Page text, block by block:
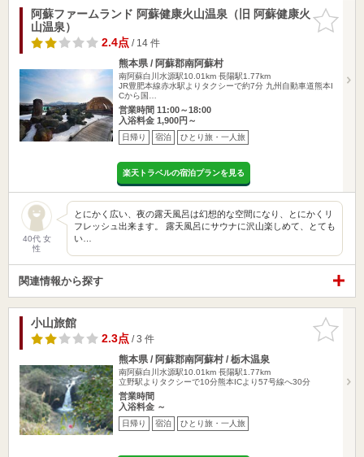
お気に入
りに追加
阿蘇ファームランド 阿蘇健康火山温泉（旧 阿蘇健康火
山温泉）
2.4点/ 14 件
熊本県 / 阿蘇郡南阿蘇村
南阿蘇白川水源駅10.01km 長陽駅1.77km
JR豊肥本線赤水駅よりタクシーで約7分 九州自動車道熊本I
Cから国…
営業時間 11:00～18:00
入浴料金 1,900円～
日帰り 宿泊 ひとり旅・一人旅
楽天トラベルの宿泊プランを見る
40代 女
性
とにかく広い、夜の露天風呂は幻想的な空間になり、とにかくリ
フレッシュ出来ます。 露天風呂にサウナに沢山楽しめて、とても
い…
関連情報から探す
お気に入
りに追加
小山旅館
2.3点/ 3 件
熊本県 / 阿蘇郡南阿蘇村 / 栃木温泉
南阿蘇白川水源駅10.01km 長陽駅1.77km
立野駅よりタクシーで10分熊本ICより57号線へ30分
営業時間
入浴料金 ～
日帰り 宿泊 ひとり旅・一人旅